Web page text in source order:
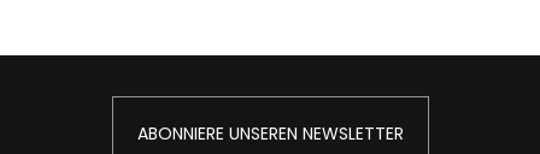
ABONNIERE UNSEREN NEWSLETTER